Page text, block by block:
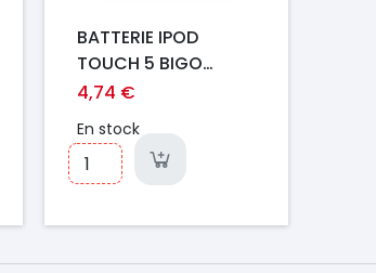
BATTERIE IPOD
TOUCH 5 BIGO
PREMIUM
4,74 €
En stock